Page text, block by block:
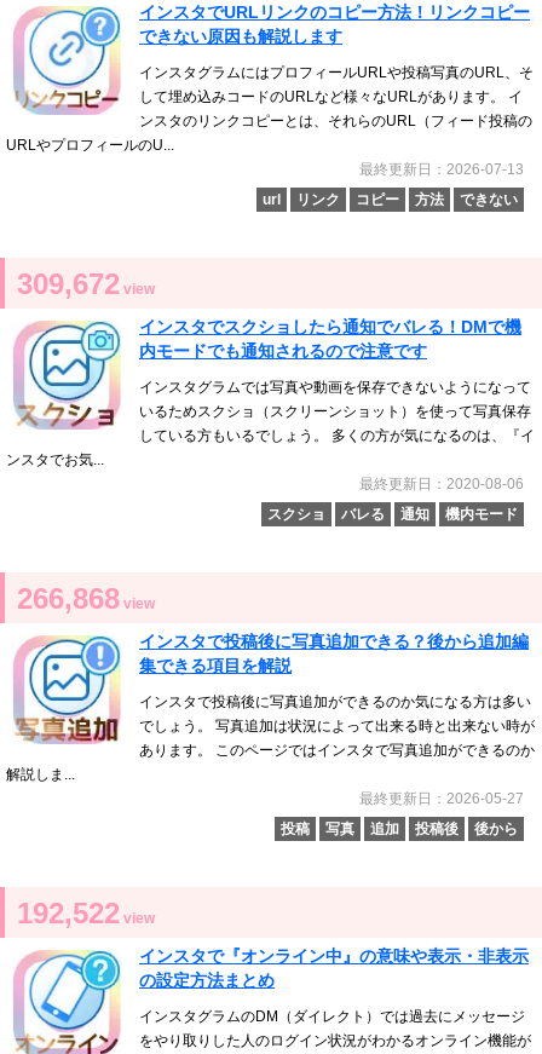
インスタでURLリンクのコピー方法！リンクコピー
できない原因も解説します
インスタグラムにはプロフィールURLや投稿写真のURL、そ
して埋め込みコードのURLなど様々なURLがあります。 イ
ンスタのリンクコピーとは、それらのURL（フィード投稿の
URLやプロフィールのU...
最終更新日：2026-07-13
url
リンク コピー 方法 できない
309,672 view
インスタでスクショしたら通知でバレる！DMで機
内モードでも通知されるので注意です
インスタグラムでは写真や動画を保存できないようになって
いるためスクショ（スクリーンショット）を使って写真保存
している方もいるでしょう。 多くの方が気になるのは、『イ
ンスタでお気...
最終更新日：2020-08-06
スクショ
バレる 通知 機内モード
266,868 view
インスタで投稿後に写真追加できる？後から追加編
集できる項目を解説
インスタで投稿後に写真追加ができるのか気になる方は多い
でしょう。 写真追加は状況によって出来る時と出来ない時が
あります。 このページではインスタで写真追加ができるのか
解説しま...
最終更新日：2026-05-27
投稿
写真 追加 投稿後 後から
192,522 view
インスタで『オンライン中』の意味や表示・非表示
の設定方法まとめ
インスタグラムのDM（ダイレクト）では過去にメッセージ
をやり取りした人のログイン状況がわかるオンライン機能が